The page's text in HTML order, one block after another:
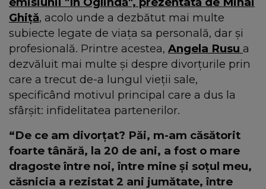
Ghiță, acolo unde a dezbătut mai multe
subiecte legate de viața sa personală, dar și
profesională. Printre acestea, Angela Rusu a
dezvăluit mai multe și despre divorțurile prin
care a trecut de-a lungul vieții sale,
specificând motivul principal care a dus la
sfârșit: infidelitatea partenerilor.
“De ce am divorțat? Păi, m-am căsătorit
foarte tânără, la 20 de ani, a fost o mare
dragoste între noi, între mine și soțul meu,
căsnicia a rezistat 2 ani jumătate, între